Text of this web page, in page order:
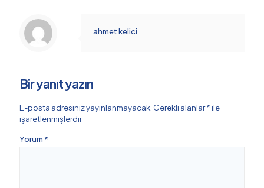
ahmet kelici
Bir yanıt yazın
E-posta adresiniz yayınlanmayacak. Gerekli alanlar*ile
işaretlenmişlerdir
Yorum *